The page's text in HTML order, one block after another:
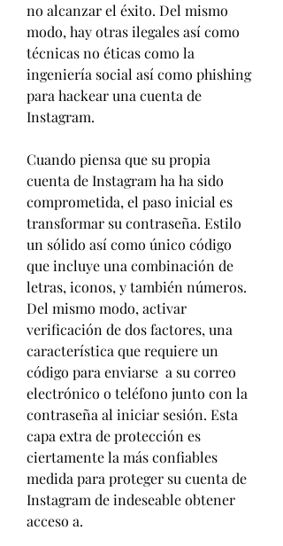
no alcanzar el éxito. Del mismo
modo, hay otras ilegales así como
técnicas no éticas como la
ingeniería social así como phishing
para hackear una cuenta de
Instagram.
Cuando piensa que su propia
cuenta de Instagram ha ha sido
comprometida, el paso inicial es
transformar su contraseña. Estilo
un sólido así como único código
que incluye una combinación de
letras, iconos, y también números.
Del mismo modo, activar
verificación de dos factores, una
característica que requiere un
código para enviarse  a su correo
electrónico o teléfono junto con la
contraseña al iniciar sesión. Esta
capa extra de protección es
ciertamente la más confiables
medida para proteger su cuenta de
Instagram de indeseable obtener
acceso a.